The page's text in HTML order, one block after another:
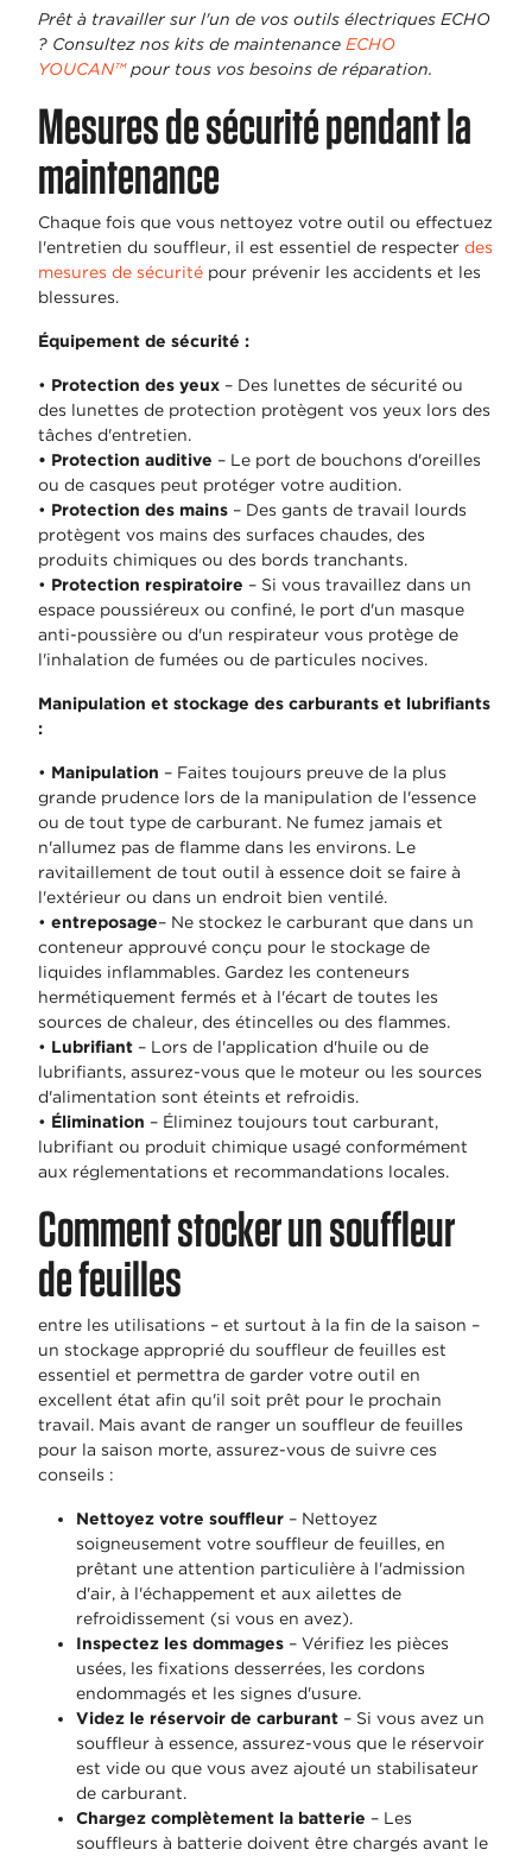
Prêt à travailler sur l'un de vos outils électriques ECHO
? Consultez nos kits de maintenance ECHO
YOUCAN™ pour tous vos besoins de réparation.
Mesures de sécurité pendant la
maintenance
Chaque fois que vous nettoyez votre outil ou effectuez
l'entretien du souffleur, il est essentiel de respecter des
mesures de sécurité pour prévenir les accidents et les
blessures.
Équipement de sécurité :
• Protection des yeux – Des lunettes de sécurité ou
des lunettes de protection protègent vos yeux lors des
tâches d'entretien.
• Protection auditive – Le port de bouchons d'oreilles
ou de casques peut protéger votre audition.
• Protection des mains – Des gants de travail lourds
protègent vos mains des surfaces chaudes, des
produits chimiques ou des bords tranchants.
• Protection respiratoire – Si vous travaillez dans un
espace poussiéreux ou confiné, le port d'un masque
anti-poussière ou d'un respirateur vous protège de
l'inhalation de fumées ou de particules nocives.
Manipulation et stockage des carburants et lubrifiants
:
• Manipulation – Faites toujours preuve de la plus
grande prudence lors de la manipulation de l'essence
ou de tout type de carburant. Ne fumez jamais et
n'allumez pas de flamme dans les environs. Le
ravitaillement de tout outil à essence doit se faire à
l'extérieur ou dans un endroit bien ventilé.
• entreposage– Ne stockez le carburant que dans un
conteneur approuvé conçu pour le stockage de
liquides inflammables. Gardez les conteneurs
hermétiquement fermés et à l'écart de toutes les
sources de chaleur, des étincelles ou des flammes.
• Lubrifiant – Lors de l'application d'huile ou de
lubrifiants, assurez-vous que le moteur ou les sources
d'alimentation sont éteints et refroidis.
• Élimination – Éliminez toujours tout carburant,
lubrifiant ou produit chimique usagé conformément
aux réglementations et recommandations locales.
Comment stocker un souffleur
de feuilles
entre les utilisations – et surtout à la fin de la saison –
un stockage approprié du souffleur de feuilles est
essentiel et permettra de garder votre outil en
excellent état afin qu'il soit prêt pour le prochain
travail. Mais avant de ranger un souffleur de feuilles
pour la saison morte, assurez-vous de suivre ces
conseils :
Nettoyez votre souffleur – Nettoyez
soigneusement votre souffleur de feuilles, en
prêtant une attention particulière à l'admission
d'air, à l'échappement et aux ailettes de
refroidissement (si vous en avez).
Inspectez les dommages – Vérifiez les pièces
usées, les fixations desserrées, les cordons
endommagés et les signes d'usure.
Videz le réservoir de carburant – Si vous avez un
souffleur à essence, assurez-vous que le réservoir
est vide ou que vous avez ajouté un stabilisateur
de carburant.
Chargez complètement la batterie – Les
souffleurs à batterie doivent être chargés avant le